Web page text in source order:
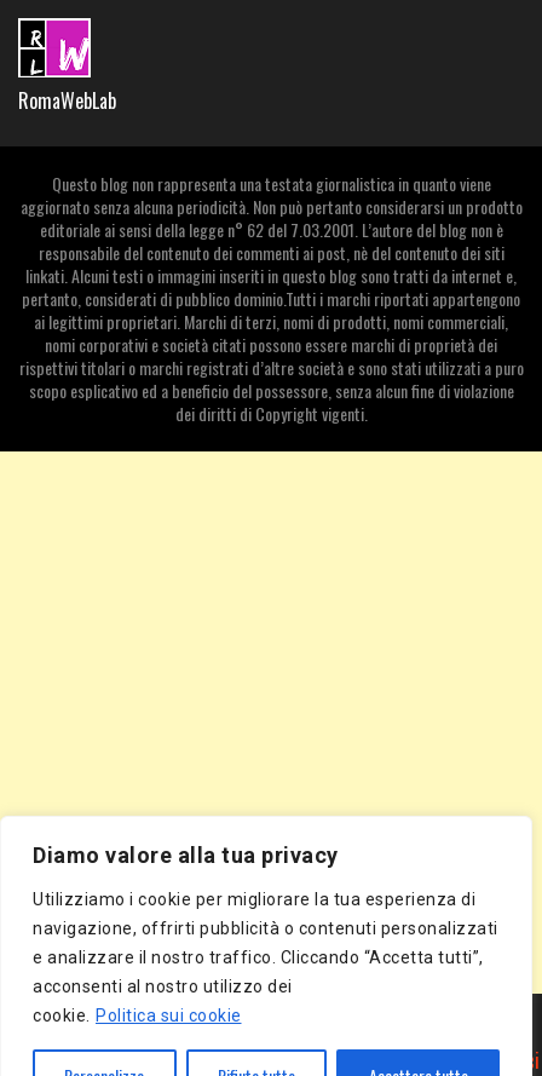
Diamo valore alla tua privacy
Utilizziamo i cookie per migliorare la tua esperienza di
navigazione, offrirti pubblicità o contenuti personalizzati
e analizzare il nostro traffico. Cliccando “Accetta tutti”,
acconsenti al nostro utilizzo dei
cookie.
Politica sui cookie
RomaWebLab
Questo blog non rappresenta una testata giornalistica in quanto viene
aggiornato senza alcuna periodicità. Non può pertanto considerarsi un prodotto
editoriale ai sensi della legge n° 62 del 7.03.2001. L’autore del blog non è
responsabile del contenuto dei commenti ai post, nè del contenuto dei siti
linkati. Alcuni testi o immagini inseriti in questo blog sono tratti da internet e,
pertanto, considerati di pubblico dominio.Tutti i marchi riportati appartengono
ai legittimi proprietari. Marchi di terzi, nomi di prodotti, nomi commerciali,
nomi corporativi e società citati possono essere marchi di proprietà dei
rispettivi titolari o marchi registrati d’altre società e sono stati utilizzati a puro
scopo esplicativo ed a beneficio del possessore, senza alcun fine di violazione
dei diritti di Copyright vigenti.
Segnala Sito Gratis| Segnala Azienda Gratis
Directory Gratis|Segnala Sito Gratis
Inserisci Azienda Gratis |Directory Gratis| Article Marketing
Inserisci